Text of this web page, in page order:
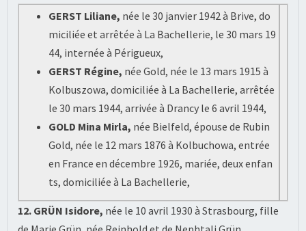
GERST Liliane, née le 30 janvier 1942 à Brive, do
miciliée et arrêtée à La Bachellerie, le 30 mars 19
44, internée à Périgueux,
GERST Régine, née Gold, née le 13 mars 1915 à
Kolbuszowa, domiciliée à La Bachellerie, arrêtée
le 30 mars 1944, arrivée à Drancy le 6 avril 1944,
GOLD Mina Mirla, née Bielfeld, épouse de Rubin
Gold, née le 12 mars 1876 à Kolbuchowa, entrée
en France en décembre 1926, mariée, deux enfan
ts, domiciliée à La Bachellerie,
12. GRÜN Isidore, née le 10 avril 1930 à Strasbourg, fille